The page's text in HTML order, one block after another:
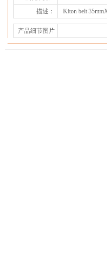
描述：
Kiton belt
产品细节图片